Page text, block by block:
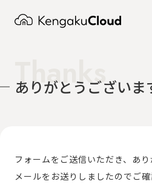
Thanks
ありがとうございま
フォームをご送信いただき、あり
メールをお送りしましたのでご確